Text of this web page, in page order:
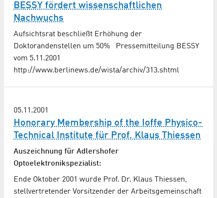
BESSY fördert wissenschaftlichen
Nachwuchs
Aufsichtsrat beschließt Erhöhung der
Doktorandenstellen um 50% Pressemitteilung BESSY
vom 5.11.2001
http://www.berlinews.de/wista/archiv/313.shtml
05.11.2001
Honorary Membership of the Ioffe Physico-
Technical Institute für Prof. Klaus Thiessen
Auszeichnung für Adlershofer
Optoelektronikspezialist:
Ende Oktober 2001 wurde Prof. Dr. Klaus Thiessen,
stellvertretender Vorsitzender der Arbeitsgemeinschaft